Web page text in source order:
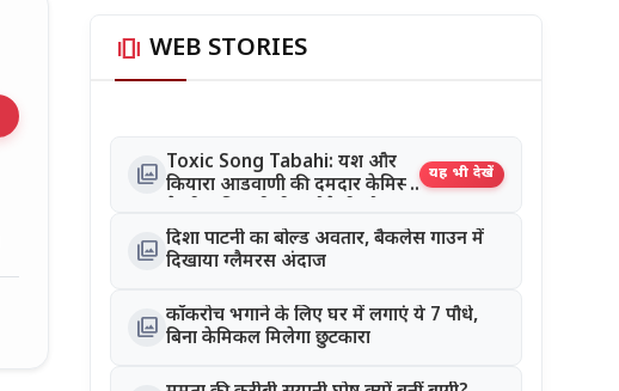
amp_stories WEB STORIES
photo_library Toxic Song Tabahi: यश और
कियारा आडवाणी की दमदार केमिस्ट्री
मीडिया पर छाया गाना
यह भी देखें
photo_library दिशा पाटनी का बोल्ड अवतार, बैकलेस गाउन में
दिखाया ग्लैमरस अंदाज
photo_library कॉकरोच भगाने के लिए घर में लगाएं ये 7 पौधे,
बिना केमिकल मिलेगा छुटकारा